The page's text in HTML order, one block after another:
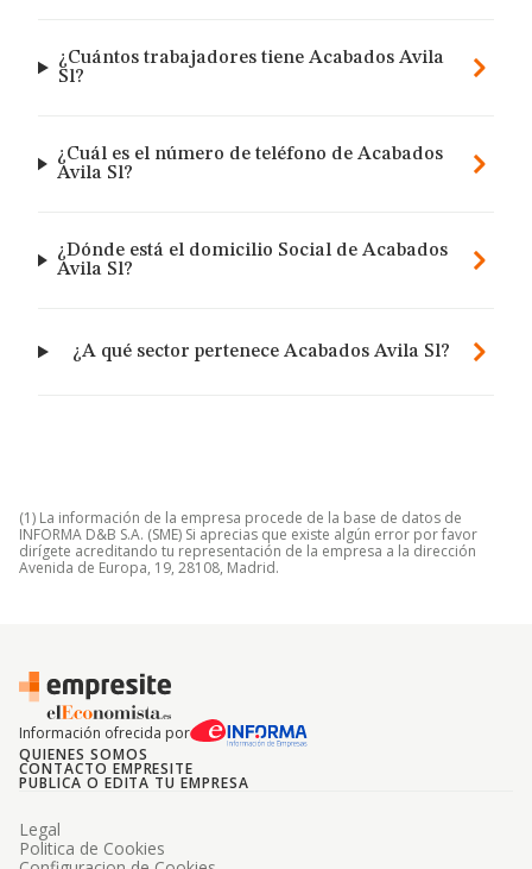
¿Cuántos trabajadores tiene Acabados Avila
Sl?
¿Cuál es el número de teléfono de Acabados
Avila Sl?
¿Dónde está el domicilio Social de Acabados
Avila Sl?
¿A qué sector pertenece Acabados Avila Sl?
(1) La información de la empresa procede de la base de datos de
INFORMA D&B S.A. (SME) Si aprecias que existe algún error por favor
dirígete acreditando tu representación de la empresa a la dirección
Avenida de Europa, 19, 28108, Madrid.
Información ofrecida por
QUIENES SOMOS
CONTACTO EMPRESITE
PUBLICA O EDITA TU EMPRESA
Legal
Politica de Cookies